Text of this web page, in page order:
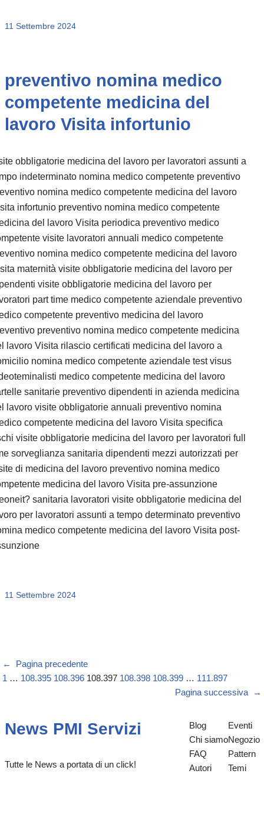
11 Settembre 2024
preventivo nomina medico
competente medicina del
lavoro Visita infortunio
obbligatorie medicina del lavoro per lavoratori assunti a
indeterminato nomina medico competente preventivo
nomina medico competente medicina del lavoro
infortunio preventivo nomina medico competente
del lavoro Visita periodica preventivo medico
visite lavoratori annuali medico competente
nomina medico competente medicina del lavoro
maternità visite obbligatorie medicina del lavoro per
visite obbligatorie medicina del lavoro per
part time medico competente aziendale preventivo
competente preventivo medicina del lavoro
preventivo nomina medico competente medicina
lavoro Visita rilascio certificati medicina del lavoro a
nomina medico competente aziendale test visus
medico competente medicina del lavoro
sanitarie preventivo dipendenti in azienda medicina
lavoro visite obbligatorie annuali preventivo nomina
competente medicina del lavoro Visita specifica
visite obbligatorie medicina del lavoro per lavoratori full
sorveglianza sanitaria dipendenti mezzi autorizzati per
di medicina del lavoro preventivo nomina medico
medicina del lavoro Visita pre-assunzione
sanitaria lavoratori visite obbligatorie medicina del
per lavoratori assunti a tempo determinato preventivo
medico competente medicina del lavoro Visita post-
11 Settembre 2024
←
Pagina precedente
1 … 108.395 108.396 108.397 108.398 108.399 … 111.897
Pagina successiva
→
News PMI Servizi
Tutte le News a portata di un click!
Blog
Chi siamo
FAQ
Autori
Eventi
Negozio
Pattern
Temi